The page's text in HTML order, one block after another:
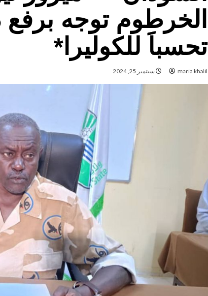
الخرطوم توجه برفع
تحسباََ للكوليرا*
maria khalil سبتمبر 25, 2024